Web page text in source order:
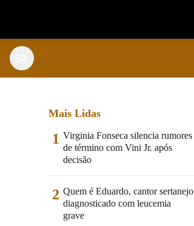
Mais Lidas
1 Virginia Fonseca silencia rumores
de término com Vini Jr. após
decisão
2 Quem é Eduardo, cantor sertanejo
diagnosticado com leucemia
grave